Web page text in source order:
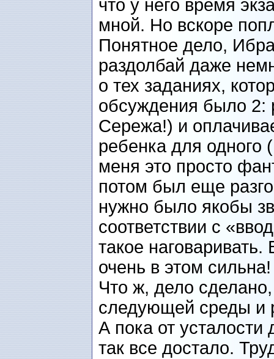
что у него время
мной. Но вскоре
Понятное дело,
раздолбай даже
о тех заданиях,
обсуждения было 2:
Сережа!) и
ребенка для одного
меня это просто
потом был еще
нужно было якобы
соответствии с
такое
очень в этом
Что ж, дело
следующей среды и
А пока от усталости
так все достало.